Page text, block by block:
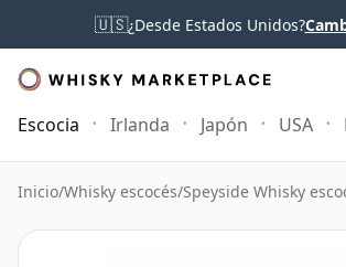
🇺🇸¿Desde Estados Unidos?
Escocia Irlanda Japón USA
Inicio/Whisky escocés/Speyside Whisky